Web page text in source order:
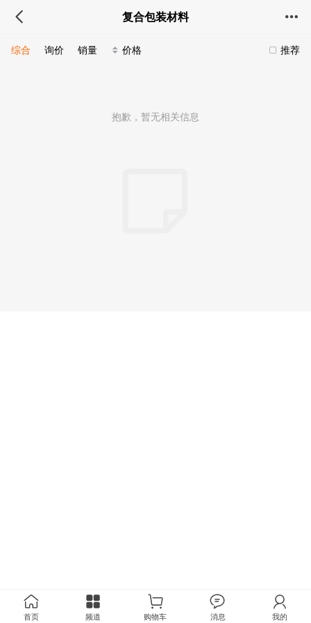
复合包装材料
推荐
综合 询价 销量 价格
抱歉，暂无相关信息
首页 频道 购物车 消息 我的